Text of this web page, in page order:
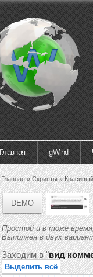
Главная gWind
Главная»Скрипты»
DEMO
Простой и в тоже
Выполнен в двух
Заходим в "вид
Выделить всё